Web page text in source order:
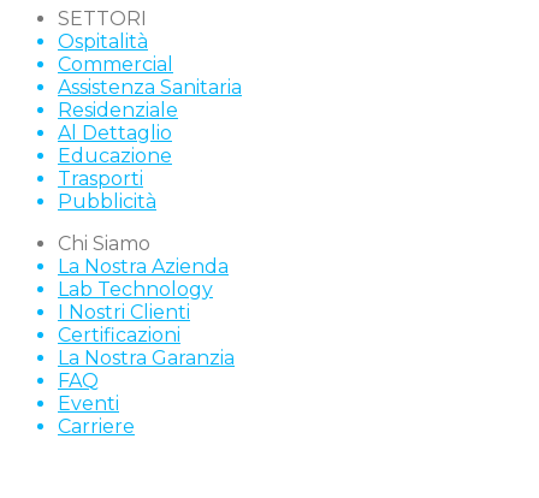
SETTORI
Ospitalità
Commercial
Assistenza Sanitaria
Residenziale
Al Dettaglio
Educazione
Trasporti
Pubblicità
Chi Siamo
La Nostra Azienda
Lab Technology
I Nostri Clienti
Certificazioni
La Nostra Garanzia
FAQ
Eventi
Carriere